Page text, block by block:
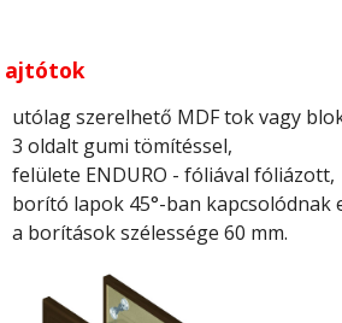
ajtótok
utólag szerelhető MDF tok vagy
3 oldalt gumi tömítéssel,
felülete ENDURO - fóliával fóliázott,
borító lapok 45°-ban kapcsolódnak
a borítások szélessége 60 mm.